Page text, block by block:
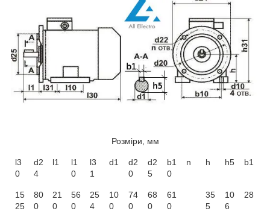
Розміри, мм
l3
0
d2
4
l1
l1
0
l3
1
d1
d2
0
d2
5
b1
0
n h h5 b1
15
25
80
0
21
0
56
0
25
4
10
0
74
0
68
0
61
0
35
5
10
6
28